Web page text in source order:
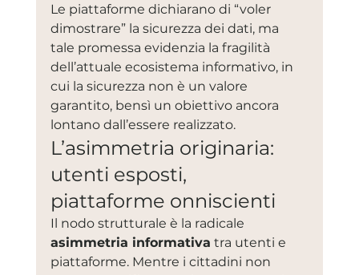
Le piattaforme dichiarano di “voler
dimostrare” la sicurezza dei dati, ma
tale promessa evidenzia la fragilità
dell’attuale ecosistema informativo, in
cui la sicurezza non è un valore
garantito, bensì un obiettivo ancora
lontano dall’essere realizzato.
L’asimmetria originaria:
utenti esposti,
piattaforme onniscienti
Il nodo strutturale è la radicale
asimmetria informativa tra utenti e
piattaforme. Mentre i cittadini non